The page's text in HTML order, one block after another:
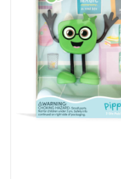
Speelgoed
Cadeaubonnen
Merken